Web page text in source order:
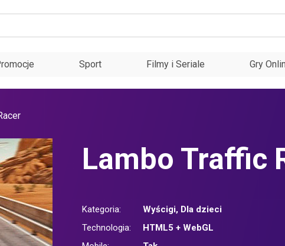
Sport Filmy i Seriale Gry
Lambo Traffic
Kategoria: Wyścigi, Dla dzieci
Technologia:
HTML5 + WebGL